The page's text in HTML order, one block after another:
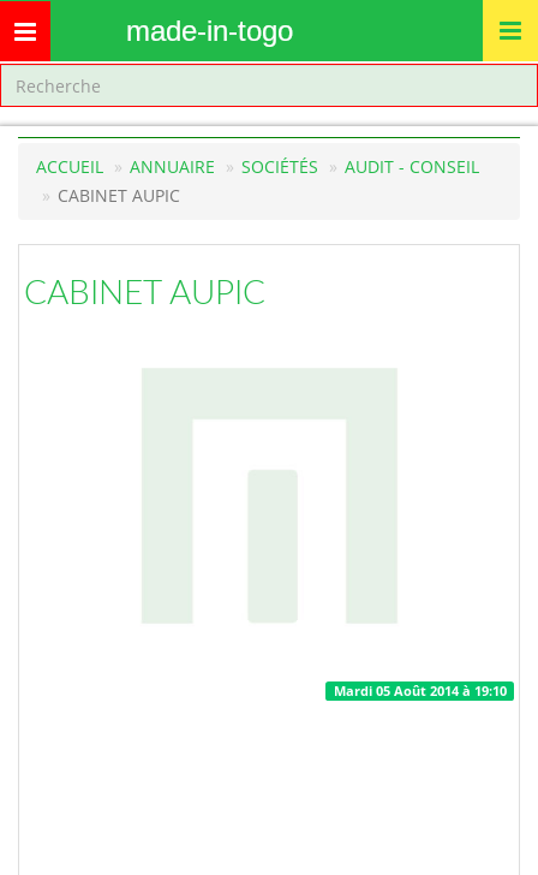
Toggle
navigation
made-in-togo
ACCUEIL ANNUAIRE SOCIÉTÉS
AUDIT - CONSEIL
CABINET AUPIC
CABINET AUPIC
Mardi 05 Août 2014 à 19:10